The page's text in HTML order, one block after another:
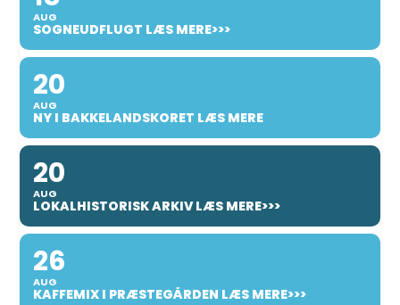
AUG
SOGNEUDFLUGT LÆS MERE>>>
20
AUG
NY I BAKKELANDSKORET LÆS MERE
20
AUG
LOKALHISTORISK ARKIV LÆS MERE>>>
26
AUG
KAFFEMIX I PRÆSTEGÅRDEN LÆS MERE>>>